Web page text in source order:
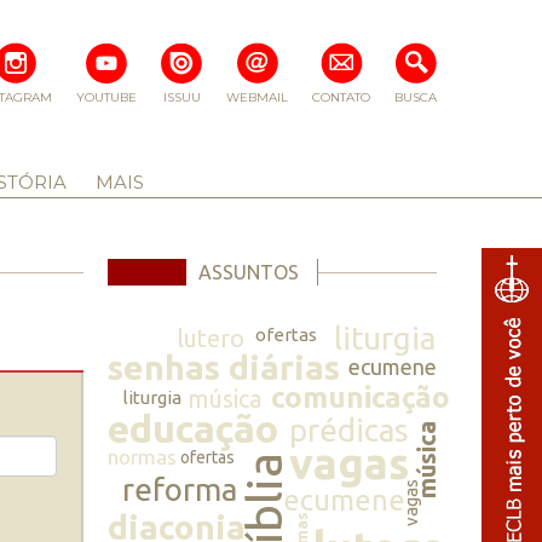
BUSCA
CONTATO
WEBMAIL
ISSUU
YOUTUBE
MAIS
ASSUNTOS
lutero ofertas liturgia
senhas diárias ecumene
liturgia música comunicação
educação prédicasmúsica
normas ofertasbíbliavagas
reforma
diaconia
ecumenevagas